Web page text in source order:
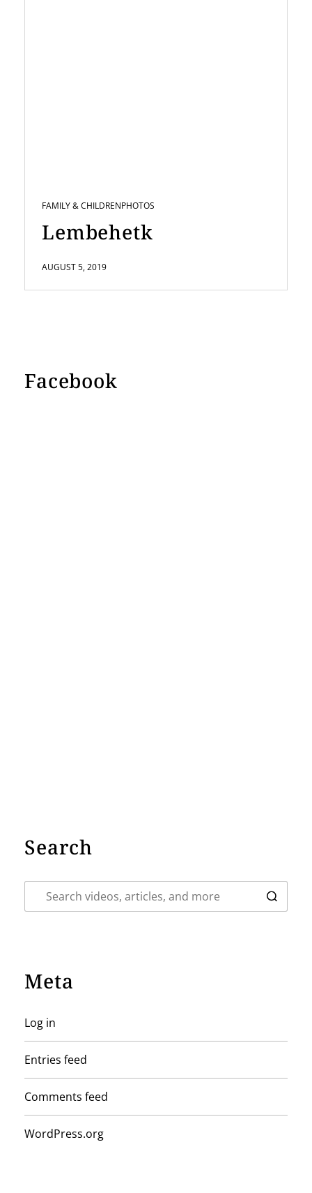
FAMILY & CHILDRENPHOTOS
Lembehetk
AUGUST 5, 2019
Facebook
Search
Meta
Log in
Entries feed
Comments feed
WordPress.org